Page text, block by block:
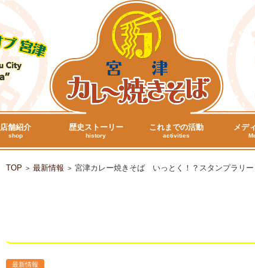
店舗紹介
shop
歴史ストーリー
history
これまでの活動
activities
メデ
TOP > 最新情報 > 宮津カレー焼きそば いっとく！？スタンプラリー
最新情報